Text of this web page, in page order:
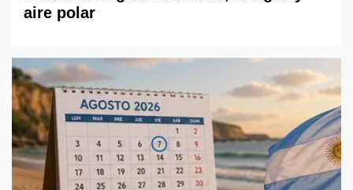
aire polar